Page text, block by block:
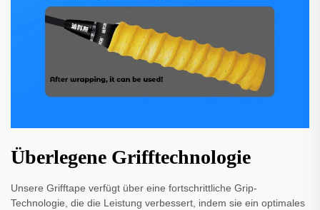
Überlegene Grifftechnologie
Unsere Grifftape verfügt über eine fortschrittliche Grip-
Technologie, die die Leistung verbessert, indem sie ein optimales